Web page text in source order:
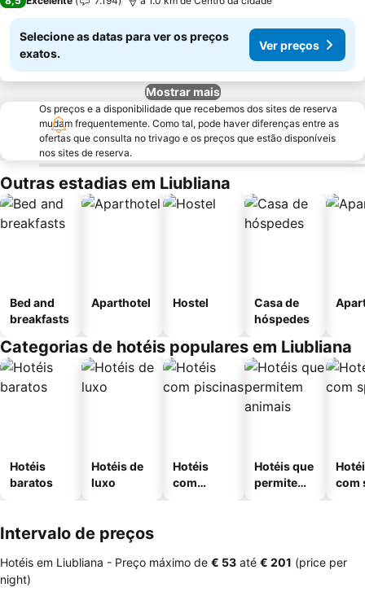
Selecione as datas para ver os preços
exatos.
Ver preços
Mostrar mais
Os preços e a disponibilidade que recebemos dos sites de reserva
mudam frequentemente. Como tal, pode haver diferenças entre as
ofertas que consulta no trivago e os preços que estão disponíveis
nos sites de reserva.
Outras estadias em Liubliana
Bed and
breakfasts
Aparthotel Hostel
Casa de
hóspedes
Categorias de hotéis populares em Liubliana
Hotéis
baratos
Hotéis de
luxo
Hotéis
com
Hotéis que
permitem
com
Intervalo de preços
Hotéis em Liubliana - Preço máximo de ‎€ 53 até ‎€ 201 (price per
night)